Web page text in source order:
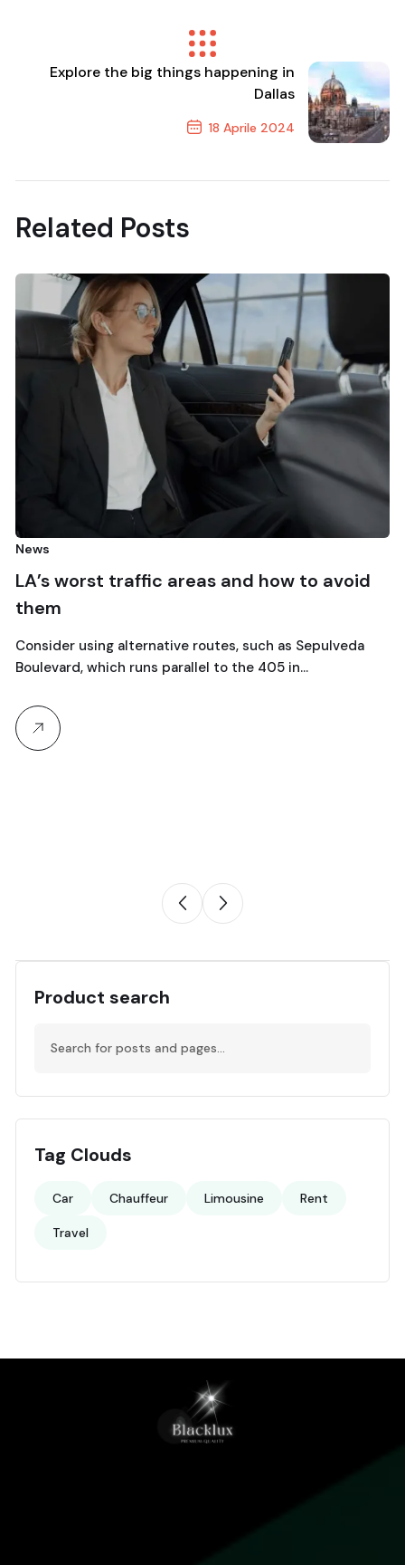
Explore the big things happening in
Dallas
18 Aprile 2024
Related Posts
traffic areas and how to avoid
using alternative routes, such as Sepulveda
which runs parallel to the 405 in…
Travel
Product search
Tag Clouds
Car Chauffeur Limousine Rent
Travel